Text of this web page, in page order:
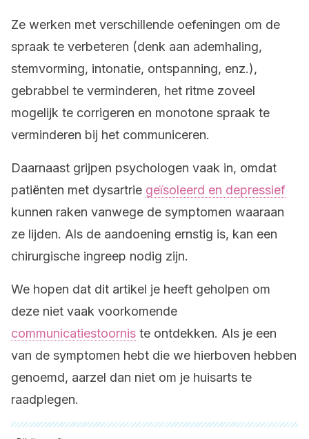
Ze werken met verschillende oefeningen om de
spraak te verbeteren (denk aan ademhaling,
stemvorming, intonatie, ontspanning, enz.),
gebrabbel te verminderen, het ritme zoveel
mogelijk te corrigeren en monotone spraak te
verminderen bij het communiceren.
Daarnaast grijpen psychologen vaak in, omdat
patiënten met dysartrie geïsoleerd en depressief
kunnen raken vanwege de symptomen waaraan
ze lijden. Als de aandoening ernstig is, kan een
chirurgische ingreep nodig zijn.
We hopen dat dit artikel je heeft geholpen om
deze niet vaak voorkomende
communicatiestoornis te ontdekken. Als je een
van de symptomen hebt die we hierboven hebben
genoemd, aarzel dan niet om je huisarts te
raadplegen.